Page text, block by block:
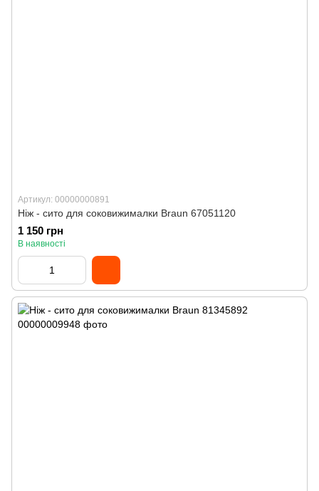
Артикул: 00000000891
Ніж - сито для соковижималки Braun 67051120
1 150 грн
В наявності